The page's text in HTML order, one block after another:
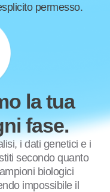
permesso.
la tua
fase.
i dati genetici e i
secondo quanto
biologici
impossibile il